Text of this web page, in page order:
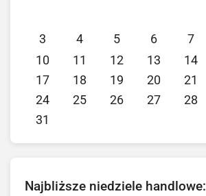
3
4 5 6 7
10
11 12 13 14
17
18 19 20 21
24
25 26 27 28
31
Najbliższe niedziele handlowe: